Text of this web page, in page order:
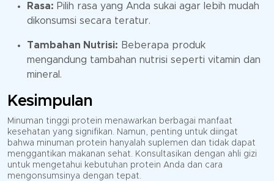
Rasa: Pilih rasa yang Anda sukai agar lebih mudah
dikonsumsi secara teratur.
Tambahan Nutrisi: Beberapa produk
mengandung tambahan nutrisi seperti vitamin dan
mineral.
Kesimpulan
Minuman tinggi protein menawarkan berbagai manfaat
kesehatan yang signifikan. Namun, penting untuk diingat
bahwa minuman protein hanyalah suplemen dan tidak dapat
menggantikan makanan sehat. Konsultasikan dengan ahli gizi
untuk mengetahui kebutuhan protein Anda dan cara
mengonsumsinya dengan tepat.